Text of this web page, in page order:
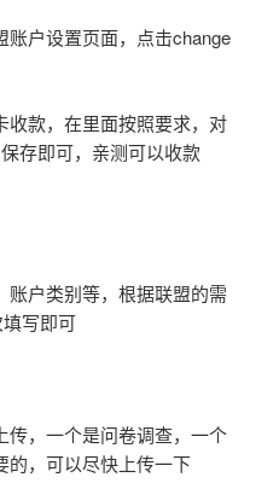
账户设置页面，点击change
收款，在里面按照要求，对
存即可，亲测可以收款
户类别等，根据联盟的需
写即可
传，一个是问卷调查，一个
的，可以尽快上传一下